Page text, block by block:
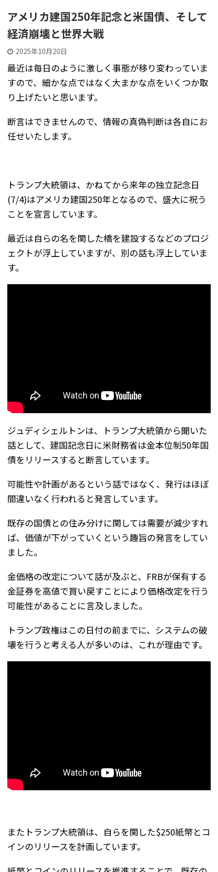
アメリカ建国250年記念と米国債、そして
経済崩壊と世界大戦
2025年10月20日
最近は毎日のように激しく事態が移り変わっていま
すので、細かな点ではなく大まかな点をいくつか取
り上げたいと思います。
断言はできませんので、情報の真偽判断は各自にお
任せいたします。
トランプ大統領は、かねてから来年の独立記念日
(7/4)はアメリカ建国250年となるので、盛大に祝う
ことを宣言しています。
最近は自らの名を関した橋を建設するなどのプロジ
ェクトが浮上していますが、別の話も浮上していま
す。
ジュディシェルトンは、トランプ大統領から聞いた
話として、建国記念日に米財務省は金本位制50年国
債をリリースすると断言しています。
可能性や計画があるという話ではなく、発行はほぼ
間違いなく行われると発言しています。
既存の国債との住み分けに関しては需要が減少すれ
ば、価値が下がっていくという趣旨の発言をしてい
ました。
金価格の改定について話が及ぶと、FRBが保有する
金証券を高値で買い戻すことにより価格改定を行う
可能性があることに言及しました。
トランプ政権はこの日付の前までに、システムの破
壊を行うと考える人が多いのは、これが理由です。
またトランプ大統領は、自らを関した$250紙幣とコ
インのリリースを計画しています。